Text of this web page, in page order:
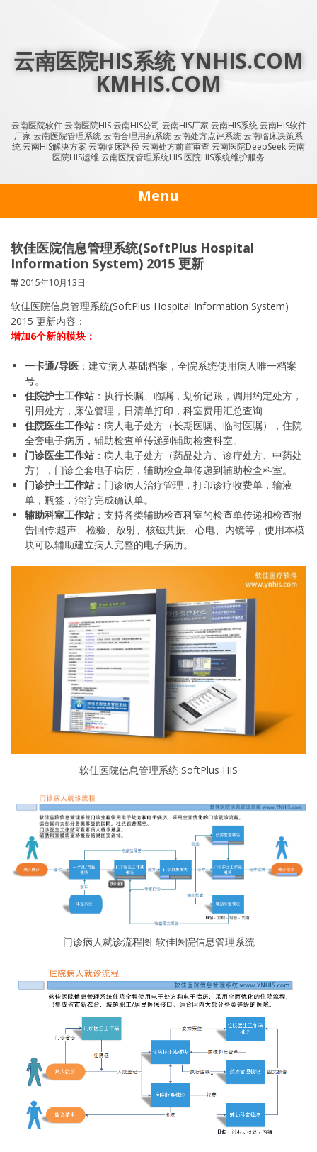
云南医院HIS系统 YNHIS.COM
KMHIS.COM
云南医院软件 云南医院HIS 云南HIS公司 云南HIS厂家 云南HIS系统 云南HIS软件
厂家 云南医院管理系统 云南合理用药系统 云南处方点评系统 云南临床决策系
统 云南HIS解决方案 云南临床路径 云南处方前置审查 云南医院DeepSeek 云南
医院HIS运维 云南医院管理系统HIS 医院HIS系统维护服务
Menu
软佳医院信息管理系统(SoftPlus Hospital
Information System) 2015 更新
2015年10月13日
软佳医院信息管理系统(SoftPlus Hospital Information System)
2015 更新内容：
增加6个新的模块：
一卡通/导医 ：建立病人基础档案，全院系统使用病人唯一档案
号。
住院护士工作站 ：执行长嘱、临嘱，划价记账，调用约定处方，
引用处方，床位管理，日清单打印，科室费用汇总查询
住院医生工作站 ：病人电子处方（长期医嘱、临时医嘱），住院
全套电子病历，辅助检查单传递到辅助检查科室。
门诊医生工作站 ：病人电子处方（药品处方、诊疗处方、中药处
方），门诊全套电子病历，辅助检查单传递到辅助检查科室。
门诊护士工作站 ：门诊病人治疗管理，打印诊疗收费单，输液
单，瓶签，治疗完成确认单。
辅助科室工作站 ：支持各类辅助检查科室的检查单传递和检查报
告回传:超声、检验、放射、核磁共振、心电、内镜等，使用本模
块可以辅助建立病人完整的电子病历。
软佳医院信息管理系统 SoftPlus HIS
门诊病人就诊流程图-软佳医院信息管理系统